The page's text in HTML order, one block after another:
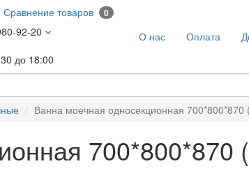
Сравнение товаров 0
92-20
до 18:00
О нас Оплата
Ванна моечная односекционная